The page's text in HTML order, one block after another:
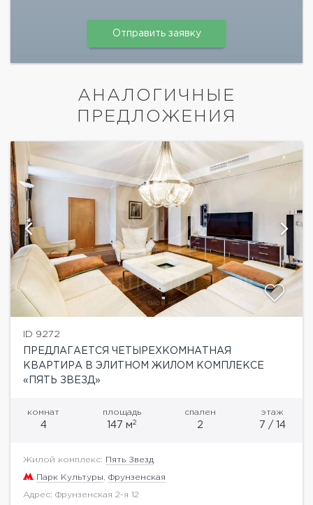
АНАЛОГИЧНЫЕ
ПРЕДЛОЖЕНИЯ
ID 9272
ПРЕДЛАГАЕТСЯ ЧЕТЫРЕХКОМНАТНАЯ
КВАРТИРА В ЭЛИТНОМ ЖИЛОМ КОМПЛЕКСЕ
«ПЯТЬ ЗВЕЗД»
комнат
4
площадь
147 м2
спален
2
этаж
7 / 14
Жилой комплекс: Пять Звезд
Парк Культуры Фрунзенская
Адрес: Фрунзенская 2-я 12